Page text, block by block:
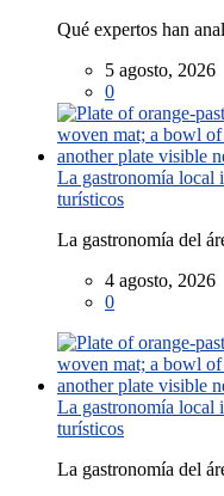
Qué expertos han
5 agosto, 2026
0
La gastronomía local
turísticos
La gastronomía del
4 agosto, 2026
0
La gastronomía local
turísticos
La gastronomía del